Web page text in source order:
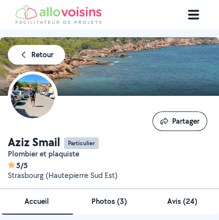
Retour
Aziz Smail Particulier
Plombier et plaquiste
5/5
Strasbourg (Hautepierre Sud Est)
Partager
Partager
Accueil Photos (3) Avis (24)